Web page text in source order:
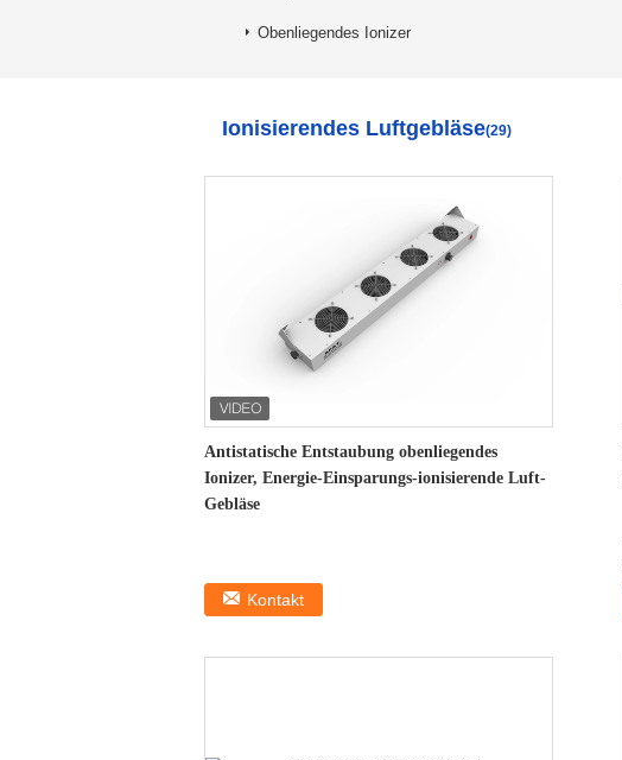
Obenliegendes Ionizer
Ionisierendes Luftgebläse(29)
Antistatische Entstaubung obenliegendes
Ionizer, Energie-Einsparungs-ionisierende Luft-
Gebläse
Kontakt